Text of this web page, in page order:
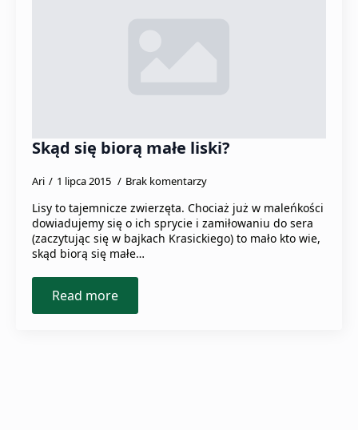
Skąd się biorą małe liski?
Ari 1 lipca 2015 Brak komentarzy
Lisy to tajemnicze zwierzęta. Chociaż już w maleńkości
dowiadujemy się o ich sprycie i zamiłowaniu do sera
(zaczytując się w bajkach Krasickiego) to mało kto wie,
skąd biorą się małe…
Read more